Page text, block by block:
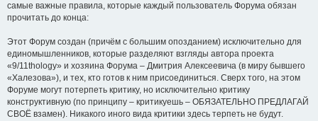
самые важные правила, которые каждый пользователь Форума обязан
прочитать до конца:
Этот Форум создан (причём с большим опозданием) исключительно для
единомышленников, которые разделяют взгляды автора проекта
«9/11thology» и хозяина Форума – Дмитрия Алексеевича (в миру бывшего
«Халезова»), и тех, кто готов к ним присоединиться. Сверх того, на этом
Форуме могут потерпеть критику, но исключительно критику
конструктивную (по принципу – критикуешь – ОБЯЗАТЕЛЬНО ПРЕДЛАГАЙ
СВОЁ взамен). Никакого иного вида критики здесь терпеть не будут.